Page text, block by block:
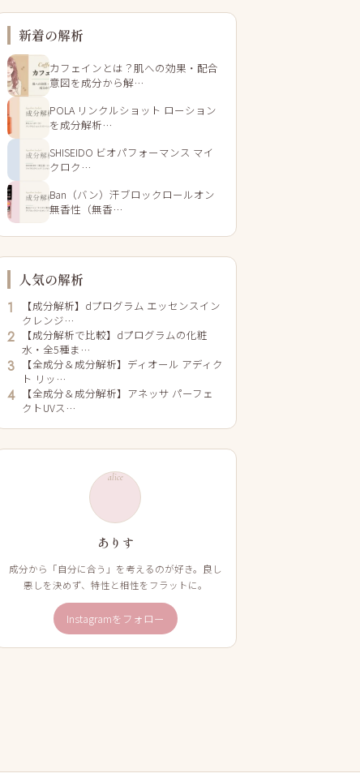
新着の解析
カフェインとは？肌への効果・配合
意図を成分から解…
POLA リンクルショット ローション
を成分解析…
SHISEIDO ビオパフォーマンス マイ
クロク…
Ban（バン）汗ブロックロールオン
無香性（無香…
人気の解析
1
【成分解析】dプログラム エッセンスイン
クレンジ…
2
【成分解析で比較】dプログラムの化粧
水・全5種ま…
3
【全成分＆成分解析】ディオール アディク
ト リッ…
4
【全成分＆成分解析】アネッサ パーフェ
クトUVス…
alice
ありす
成分から「自分に合う」を考えるのが好き。良し
悪しを決めず、特性と相性をフラットに。
Instagramをフォロー